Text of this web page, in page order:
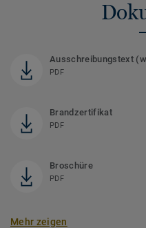
Ausschreibungstext
PDF
Brandzertifikat
PDF
Broschüre
PDF
Mehr zeigen